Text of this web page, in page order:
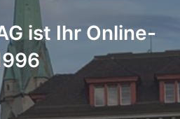
ist Ihr Online-